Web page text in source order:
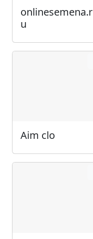
onlinesemena.r
u
Aim clo